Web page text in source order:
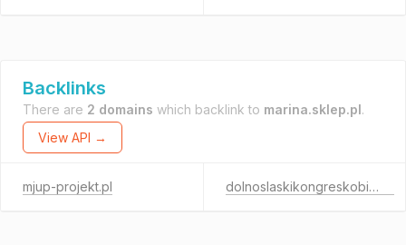
Backlinks
There are 2 domains which backlink to marina.sklep.pl.
View API →
mjup-projekt.pl dolnoslaskikongreskobiet.pl